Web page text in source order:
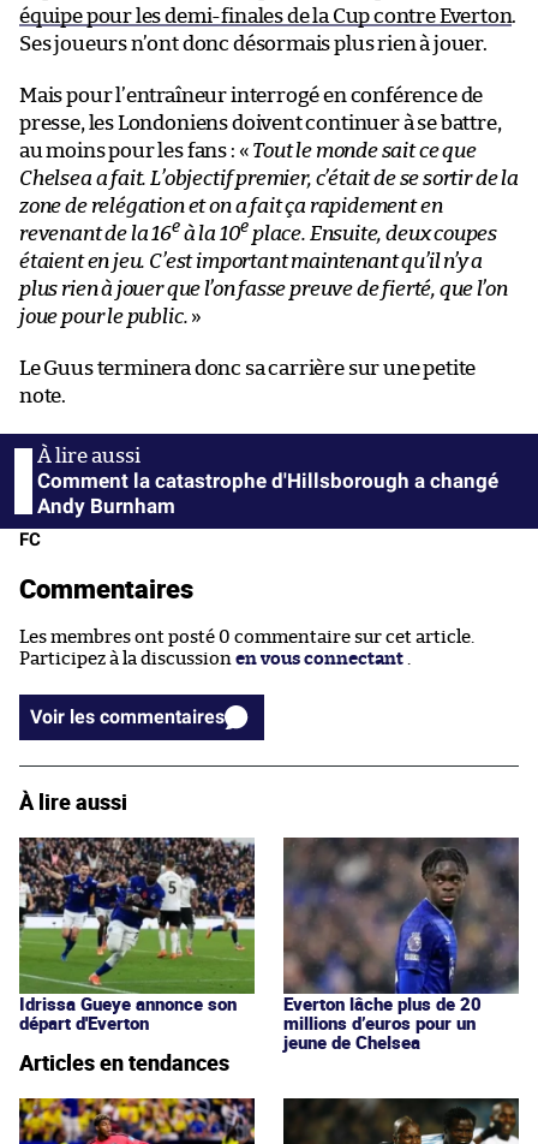
équipe pour les demi-finales de la Cup contre Everton.
Ses joueurs n’ont donc désormais plus rien à jouer.
Mais pour l’entraîneur interrogé en conférence de
presse, les Londoniens doivent continuer à se battre,
au moins pour les fans : « Tout le monde sait ce que
Chelsea a fait. L’objectif premier, c’était de se sortir de la
zone de relégation et on a fait ça rapidement en
revenant de la 16eà la 10e place. Ensuite, deux coupes
étaient en jeu. C’est important maintenant qu’il n’y a
plus rien à jouer que l’on fasse preuve de fierté, que l’on
joue pour le public. »
Le Guus terminera donc sa carrière sur une petite
note.
Comment la catastrophe d'Hillsborough a changé
Andy Burnham
FC
Commentaires
Les membres ont posté 0 commentaire sur cet article.
Participez à la discussion en vous connectant
Voir les commentaires
À lire aussi
Idrissa Gueye annonce son
départ d'Everton
Everton lâche plus de 20
millions d’euros pour un
jeune de Chelsea
Articles en tendances